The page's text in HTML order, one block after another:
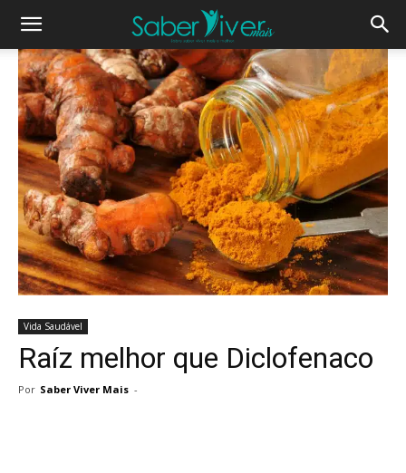
Vida Saudável
Raíz melhor que Diclofenaco
Por Saber Viver Mais -